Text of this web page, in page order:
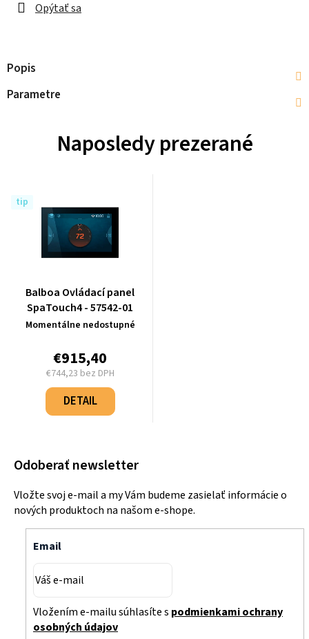
Opýtať sa
Popis
Parametre
Naposledy prezerané
tip
Balboa Ovládací panel
SpaTouch4 - 57542-01
Momentálne nedostupné
€915,40
€744,23 bez DPH
Jednotková
cena:
DETAIL
Odoberať newsletter
Vložte svoj e-mail a my Vám budeme zasielať informácie o
nových produktoch na našom e-shope.
Email
Vložením e-mailu súhlasíte s podmienkami ochrany
osobných údajov